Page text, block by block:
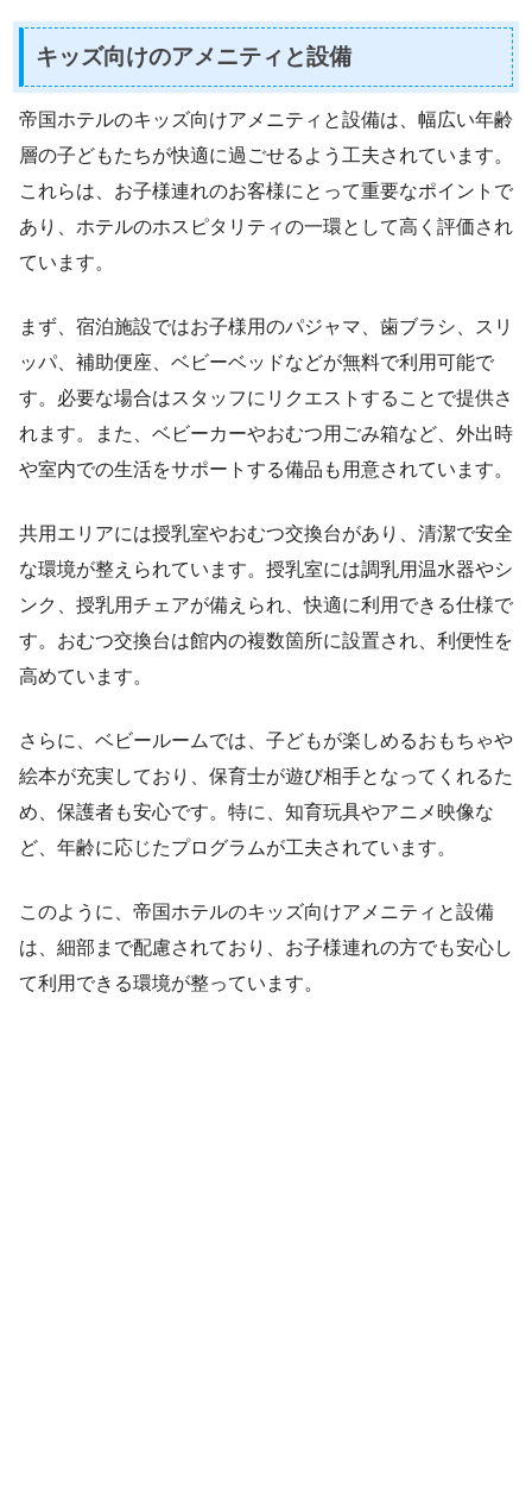
キッズ向けのアメニティと設備
帝国ホテルのキッズ向けアメニティと設備は、幅広い年齢
層の子どもたちが快適に過ごせるよう工夫されています。
これらは、お子様連れのお客様にとって重要なポイントで
あり、ホテルのホスピタリティの一環として高く評価され
ています。
まず、宿泊施設ではお子様用のパジャマ、歯ブラシ、スリ
ッパ、補助便座、ベビーベッドなどが無料で利用可能で
す。必要な場合はスタッフにリクエストすることで提供さ
れます。また、ベビーカーやおむつ用ごみ箱など、外出時
や室内での生活をサポートする備品も用意されています。
共用エリアには授乳室やおむつ交換台があり、清潔で安全
な環境が整えられています。授乳室には調乳用温水器やシ
ンク、授乳用チェアが備えられ、快適に利用できる仕様で
す。おむつ交換台は館内の複数箇所に設置され、利便性を
高めています。
さらに、ベビールームでは、子どもが楽しめるおもちゃや
絵本が充実しており、保育士が遊び相手となってくれるた
め、保護者も安心です。特に、知育玩具やアニメ映像な
ど、年齢に応じたプログラムが工夫されています。
このように、帝国ホテルのキッズ向けアメニティと設備
は、細部まで配慮されており、お子様連れの方でも安心し
て利用できる環境が整っています。